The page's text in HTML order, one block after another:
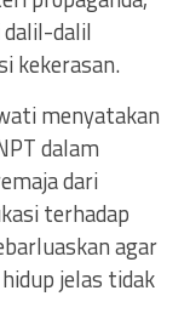
dalil
kekerasan.
menyatakan
dalam
dari
terhadap
agar
jelas tidak